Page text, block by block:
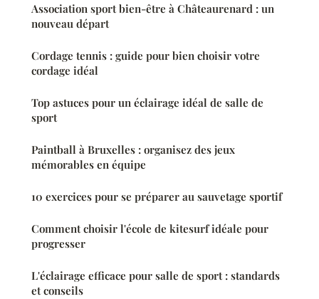
Association sport bien-être à Châteaurenard : un
nouveau départ
Cordage tennis : guide pour bien choisir votre
cordage idéal
Top astuces pour un éclairage idéal de salle de
sport
Paintball à Bruxelles : organisez des jeux
mémorables en équipe
10 exercices pour se préparer au sauvetage sportif
Comment choisir l'école de kitesurf idéale pour
progresser
L'éclairage efficace pour salle de sport : standards
et conseils